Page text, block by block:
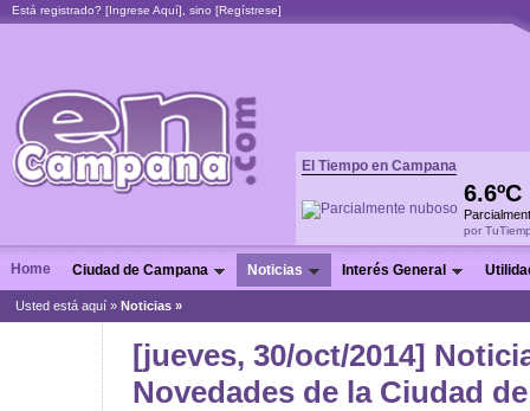
Está registrado? [Ingrese Aquí], sino [Regístrese]
El Tiempo en Campana
6.6ºC
por
Home Ciudad de Campana Noticias Interés General
Usted está aquí » Noticias »
[jueves, 30/oct/2014]
Novedades de la Ciudad